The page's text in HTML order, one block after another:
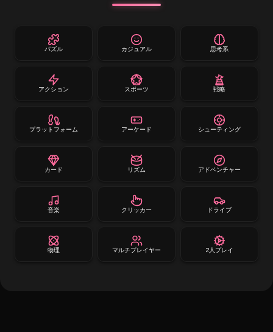
パズル カジュアル 思考系
アクション スポーツ 戦略
プラットフォーム アーケード シューティング
カード リズム アドベンチャー
音楽 クリッカー ドライブ
物理 マルチプレイヤー 2人プレイ